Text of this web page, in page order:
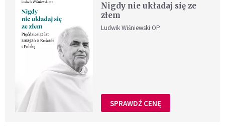
Nigdy nie układaj się ze
złem
Ludwik Wiśniewski OP
SPRAWDŹ CENĘ